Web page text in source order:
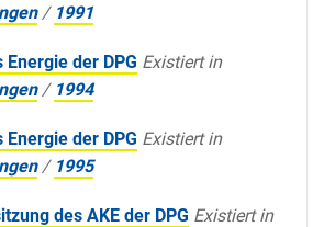
/ 1991
der DPG Existiert in
/ 1994
der DPG Existiert in
/ 1995
des AKE der DPG Existiert in